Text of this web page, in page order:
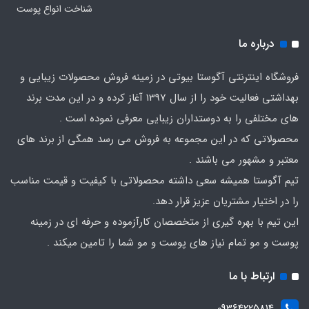
شناخت انواع پوست
درباره ما
فروشگاه اینترنتی آگوستا بیوتی در زمینه فروش محصولات زیبایی و
بهداشتی فعالیت خود را از سال 1397 آغاز کرده و در این مدت برند
های مختلفی را به دوستداران زیبایی معرفی نموده است .
محصولاتی که در این مجموعه به فروش می رسد همگی از برند های
معتبر و مشهور می باشند .
تیم آگوستا همیشه سعی داشته محصولاتی با کیفیت و قیمت مناسب
را در اختیار مشتریان عزیز قرار دهد.
این تیم با بهره گیری از متخصصان کارآزموده و حرفه ای در زمینه
پوست و مو تمام نیاز های پوست و مو شما را تامین میکند .
ارتباط با ما